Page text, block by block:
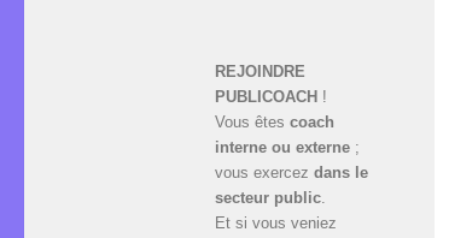
REJOINDRE
PUBLICOACH !
Vous êtes coach
interne ou externe ;
vous exercez dans le
secteur public.
Et si vous veniez